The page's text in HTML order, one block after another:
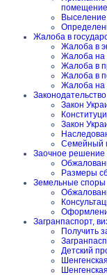
Жалоба в
Жалоба в
Жалоба на
Жалоба в
Жалоба в
Жалоба на
Закон
Закон
Семейный
Заочное решение
Размеры
Земельные споры
Загранпаспорт,
Получить
Детский